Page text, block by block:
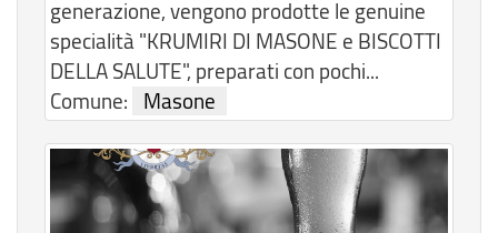
generazione, vengono prodotte le genuine
specialità "KRUMIRI DI MASONE e BISCOTTI
DELLA SALUTE", preparati con pochi...
Comune:
Masone